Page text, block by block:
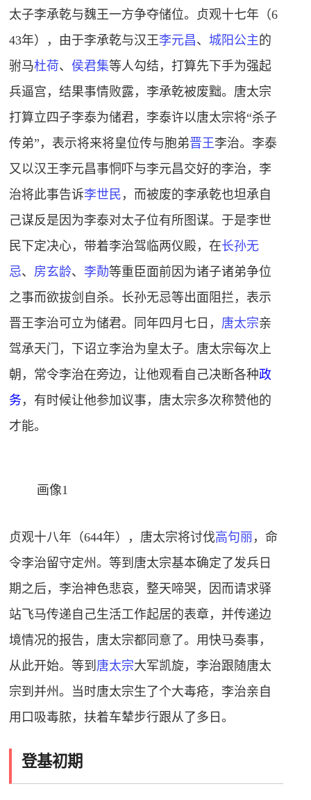
太子李承乾与魏王一方争夺储位。贞观十七年（6
43年），由于李承乾与汉王李元昌、城阳公主的
驸马杜荷、侯君集等人勾结，打算先下手为强起
兵逼宫，结果事情败露，李承乾被废黜。唐太宗
打算立四子李泰为储君，李泰许以唐太宗将“杀子
传弟”，表示将来将皇位传与胞弟晋王李治。李泰
又以汉王李元昌事恫 吓与李元昌交好的李治，李
治将此事告诉李世民 ，而被废的李承乾也坦承自
己谋反是因为李泰对太子位有所图谋。于是李世
民下定决心，带着李治驾临两仪殿，在长孙无
忌、 房玄龄、 李勣等重臣面前因为诸子诸弟争位
之事而欲拔剑自杀。长孙无忌等出面阻拦，表示
晋王李治可立为储君。同年四月七日， 唐太宗亲
驾承天门，下诏立李治为皇太子。唐太宗每次上
朝，常令李治在旁边，让他观看自己决断各种政
务 ，有时候让他参加议事，唐太宗多次称赞他的
才能。
画像1
贞观十八年（644年），唐太宗将讨伐高句丽 ，命
令李治留守定州。等到唐太宗基本确定了发兵日
期之后，李治神色悲哀，整天啼哭，因而请求驿
站飞马传递自己生活工作起居的表章，并传递边
境情况的报告，唐太宗都同意了。用快马奏事，
从此开始。等到 唐太宗大军凯旋，李治跟随唐太
宗到并州。当时唐太宗生了个大毒疮，李治亲自
用口吸毒脓，扶着车辇步行跟从了多日。
登基初期